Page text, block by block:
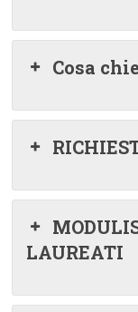
Cosa
LAUREATI